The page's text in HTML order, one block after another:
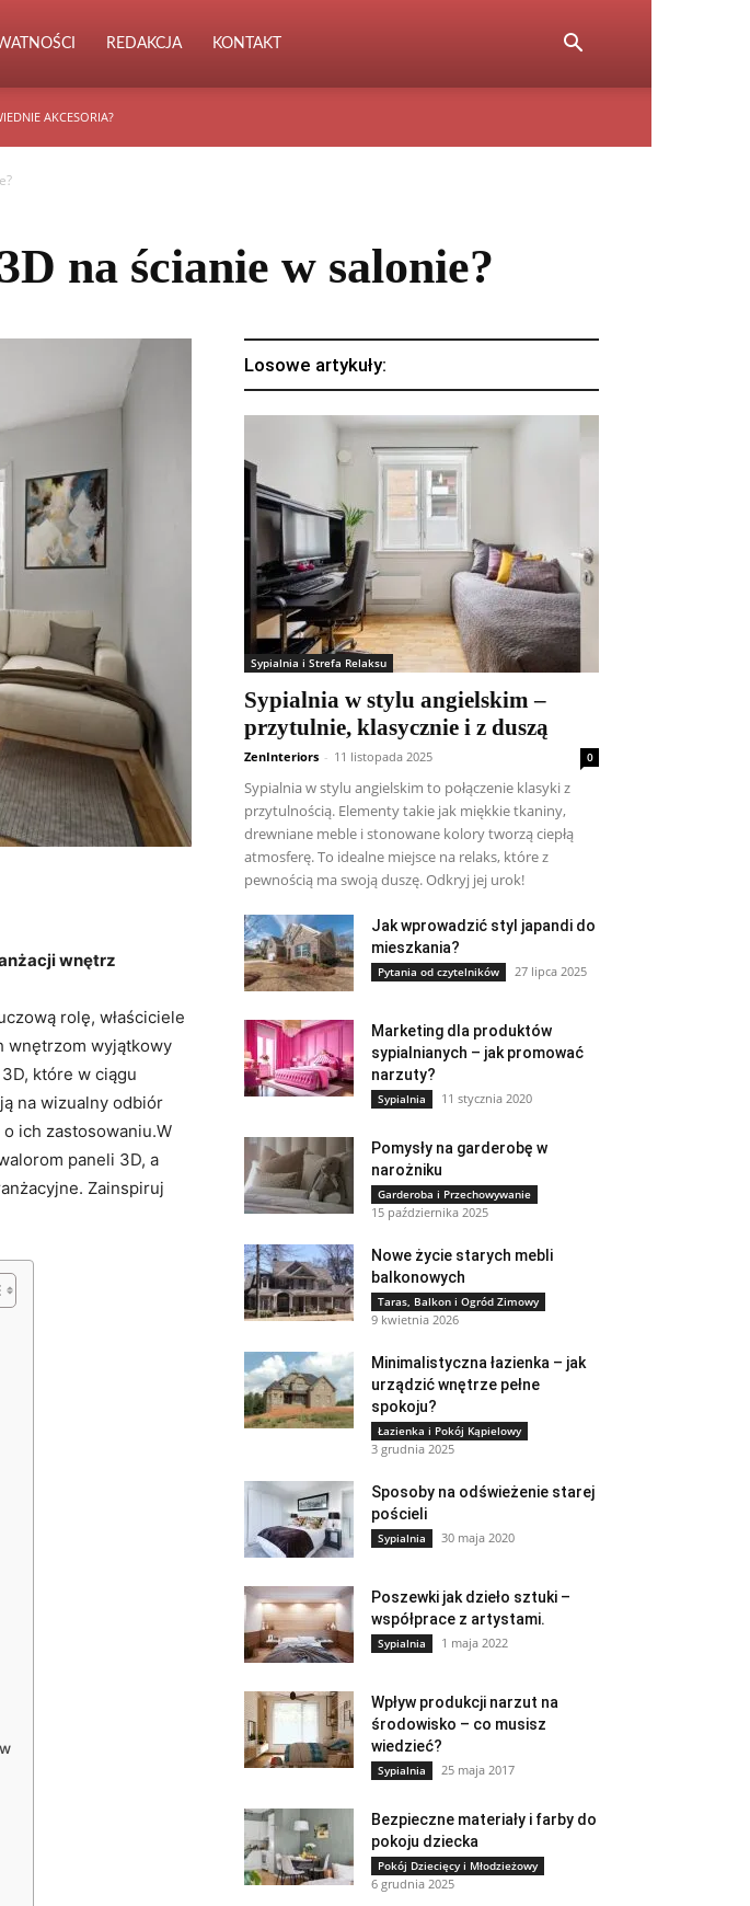
REDAKCJA KONTAKT
AKCESORIA?
na ścianie w salonie?
wnętrz
rolę, właściciele
wnętrzom wyjątkowy
które w ciągu
na wizualny odbiór
ich​ zastosowaniu.W
paneli 3D, ‌a
Zainspiruj​
Losowe artykuły:
Sypialnia i Strefa Relaksu
Sypialnia w stylu angielskim –
przytulnie, klasycznie i z duszą
ZenInteriors - 11 listopada 2025 0
Sypialnia w stylu angielskim to połączenie klasyki z
przytulnością. Elementy takie jak miękkie tkaniny,
drewniane meble i stonowane kolory tworzą ciepłą
atmosferę. To idealne miejsce na relaks, które z
pewnością ma swoją duszę. Odkryj jej urok!
Jak wprowadzić styl japandi do
mieszkania?
Pytania od czytelników 27 lipca 2025
Marketing dla produktów
sypialnianych – jak promować
narzuty?
Sypialnia 11 stycznia 2020
Pomysły na garderobę w
narożniku
Garderoba i Przechowywanie
15 października 2025
Nowe życie starych mebli
balkonowych
Taras, Balkon i Ogród Zimowy
9 kwietnia 2026
Minimalistyczna łazienka – jak
urządzić wnętrze pełne
spokoju?
Łazienka i Pokój Kąpielowy
3 grudnia 2025
Sposoby na odświeżenie starej
pościeli
Sypialnia 30 maja 2020
Poszewki jak dzieło sztuki –
współprace z artystami.
Sypialnia 1 maja 2022
Wpływ produkcji narzut na
środowisko – co musisz
wiedzieć?
Sypialnia 25 maja 2017
Bezpieczne materiały i farby do
pokoju dziecka
Pokój Dziecięcy i Młodzieżowy
6 grudnia 2025